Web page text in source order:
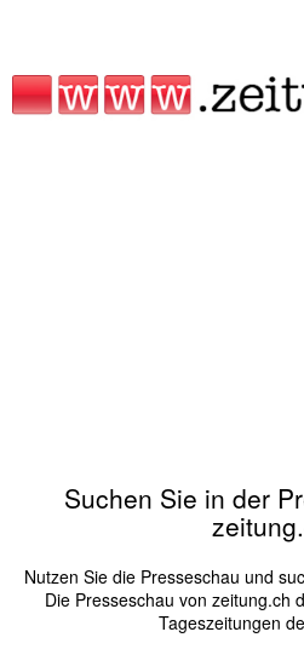
Suchen Sie in der
Nutzen Sie die Presseschau und
Die Presseschau von zeitung.ch
Tageszeitungen